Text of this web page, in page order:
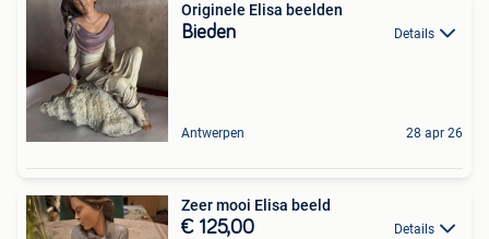
Originele Elisa beelden
Bieden Details
Antwerpen 28 apr 26
Zeer mooi Elisa beeld
€ 125,00 Details